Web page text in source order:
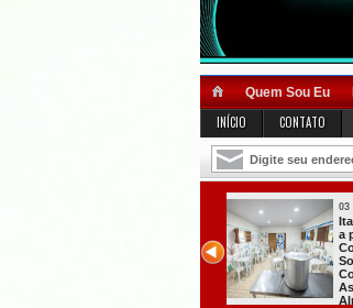
Quem Sou Eu
INÍCIO CONTATO